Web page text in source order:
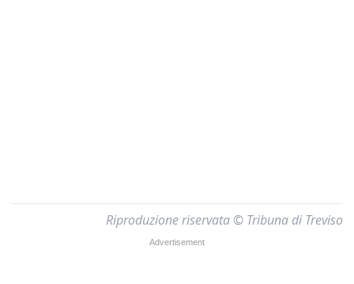
Riproduzione riservata © Tribuna di Treviso